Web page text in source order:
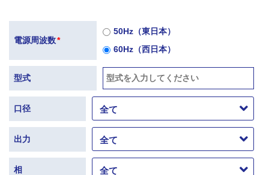
電源周波数*
50Hz（東日本）
60Hz（西日本）
型式
口径
出力
相